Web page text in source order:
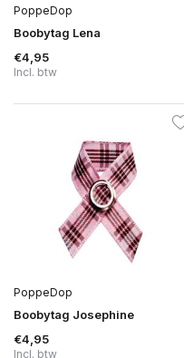
PoppeDop
Boobytag Lena
€4,95
Incl. btw
PoppeDop
Boobytag Josephine
€4,95
Incl. btw